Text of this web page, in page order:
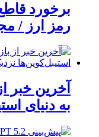
برخورد
رمز ارز /
آخرین خبر
به دنیای